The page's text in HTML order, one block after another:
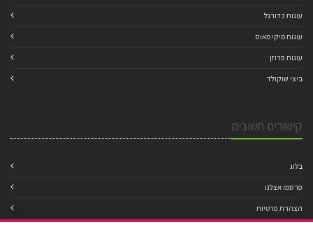
עוגות כדורגל
עוגות מיקי מאוס
עוגות פרוזן
ביצי שוקולד
קישורים חשובים
בלוג
פרסמו אצלנו
הצהרת פרטיות